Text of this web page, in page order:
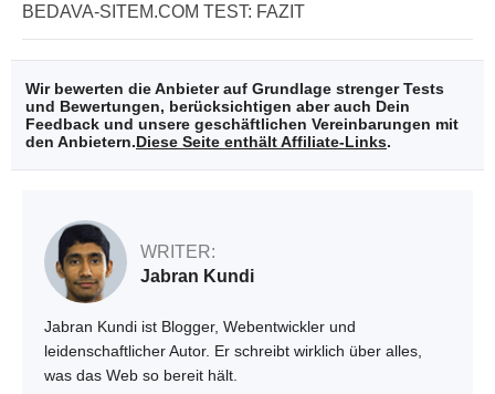
BEDAVA-SITEM.COM TEST: FAZIT
Wir bewerten die Anbieter auf Grundlage strenger Tests
und Bewertungen, berücksichtigen aber auch Dein
Feedback und unsere geschäftlichen Vereinbarungen mit
den Anbietern.Diese Seite enthält Affiliate-Links.
WRITER:
Jabran Kundi
Jabran Kundi ist Blogger, Webentwickler und
leidenschaftlicher Autor. Er schreibt wirklich über alles,
was das Web so bereit hält.